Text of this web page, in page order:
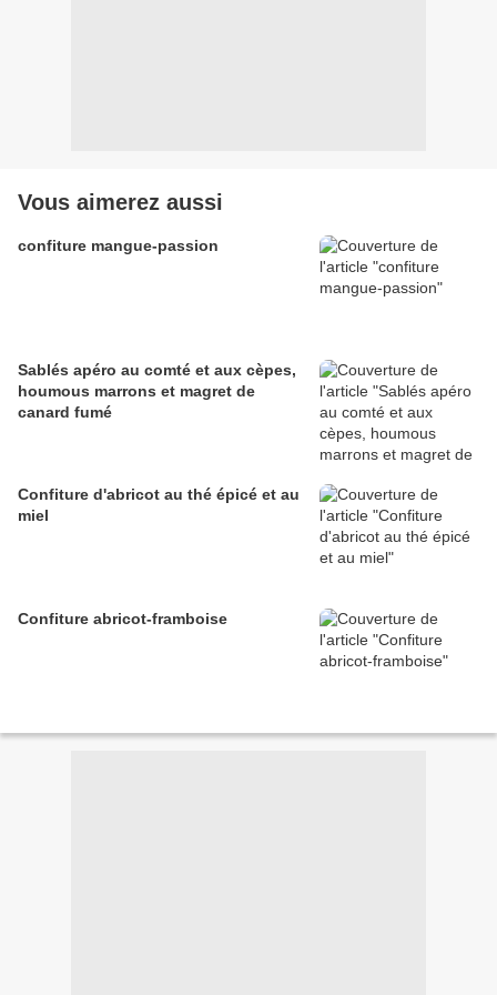
Vous aimerez aussi
confiture mangue-passion
Sablés apéro au comté et aux cèpes,
houmous marrons et magret de
canard fumé
Confiture d'abricot au thé épicé et au
miel
Confiture abricot-framboise